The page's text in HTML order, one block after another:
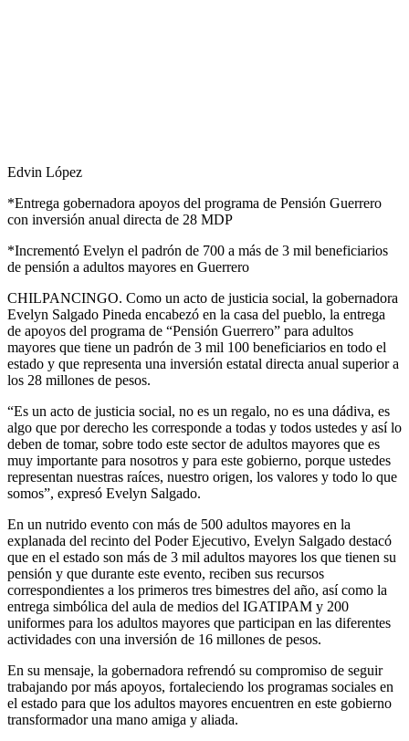
Edvin López
*Entrega gobernadora apoyos del programa de Pensión Guerrero
con inversión anual directa de 28 MDP
*Incrementó Evelyn el padrón de 700 a más de 3 mil beneficiarios
de pensión a adultos mayores en Guerrero
CHILPANCINGO. Como un acto de justicia social, la gobernadora
Evelyn Salgado Pineda encabezó en la casa del pueblo, la entrega
de apoyos del programa de “Pensión Guerrero” para adultos
mayores que tiene un padrón de 3 mil 100 beneficiarios en todo el
estado y que representa una inversión estatal directa anual superior a
los 28 millones de pesos.
“Es un acto de justicia social, no es un regalo, no es una dádiva, es
algo que por derecho les corresponde a todas y todos ustedes y así lo
deben de tomar, sobre todo este sector de adultos mayores que es
muy importante para nosotros y para este gobierno, porque ustedes
representan nuestras raíces, nuestro origen, los valores y todo lo que
somos”, expresó Evelyn Salgado.
En un nutrido evento con más de 500 adultos mayores en la
explanada del recinto del Poder Ejecutivo, Evelyn Salgado destacó
que en el estado son más de 3 mil adultos mayores los que tienen su
pensión y que durante este evento, reciben sus recursos
correspondientes a los primeros tres bimestres del año, así como la
entrega simbólica del aula de medios del IGATIPAM y 200
uniformes para los adultos mayores que participan en las diferentes
actividades con una inversión de 16 millones de pesos.
En su mensaje, la gobernadora refrendó su compromiso de seguir
trabajando por más apoyos, fortaleciendo los programas sociales en
el estado para que los adultos mayores encuentren en este gobierno
transformador una mano amiga y aliada.